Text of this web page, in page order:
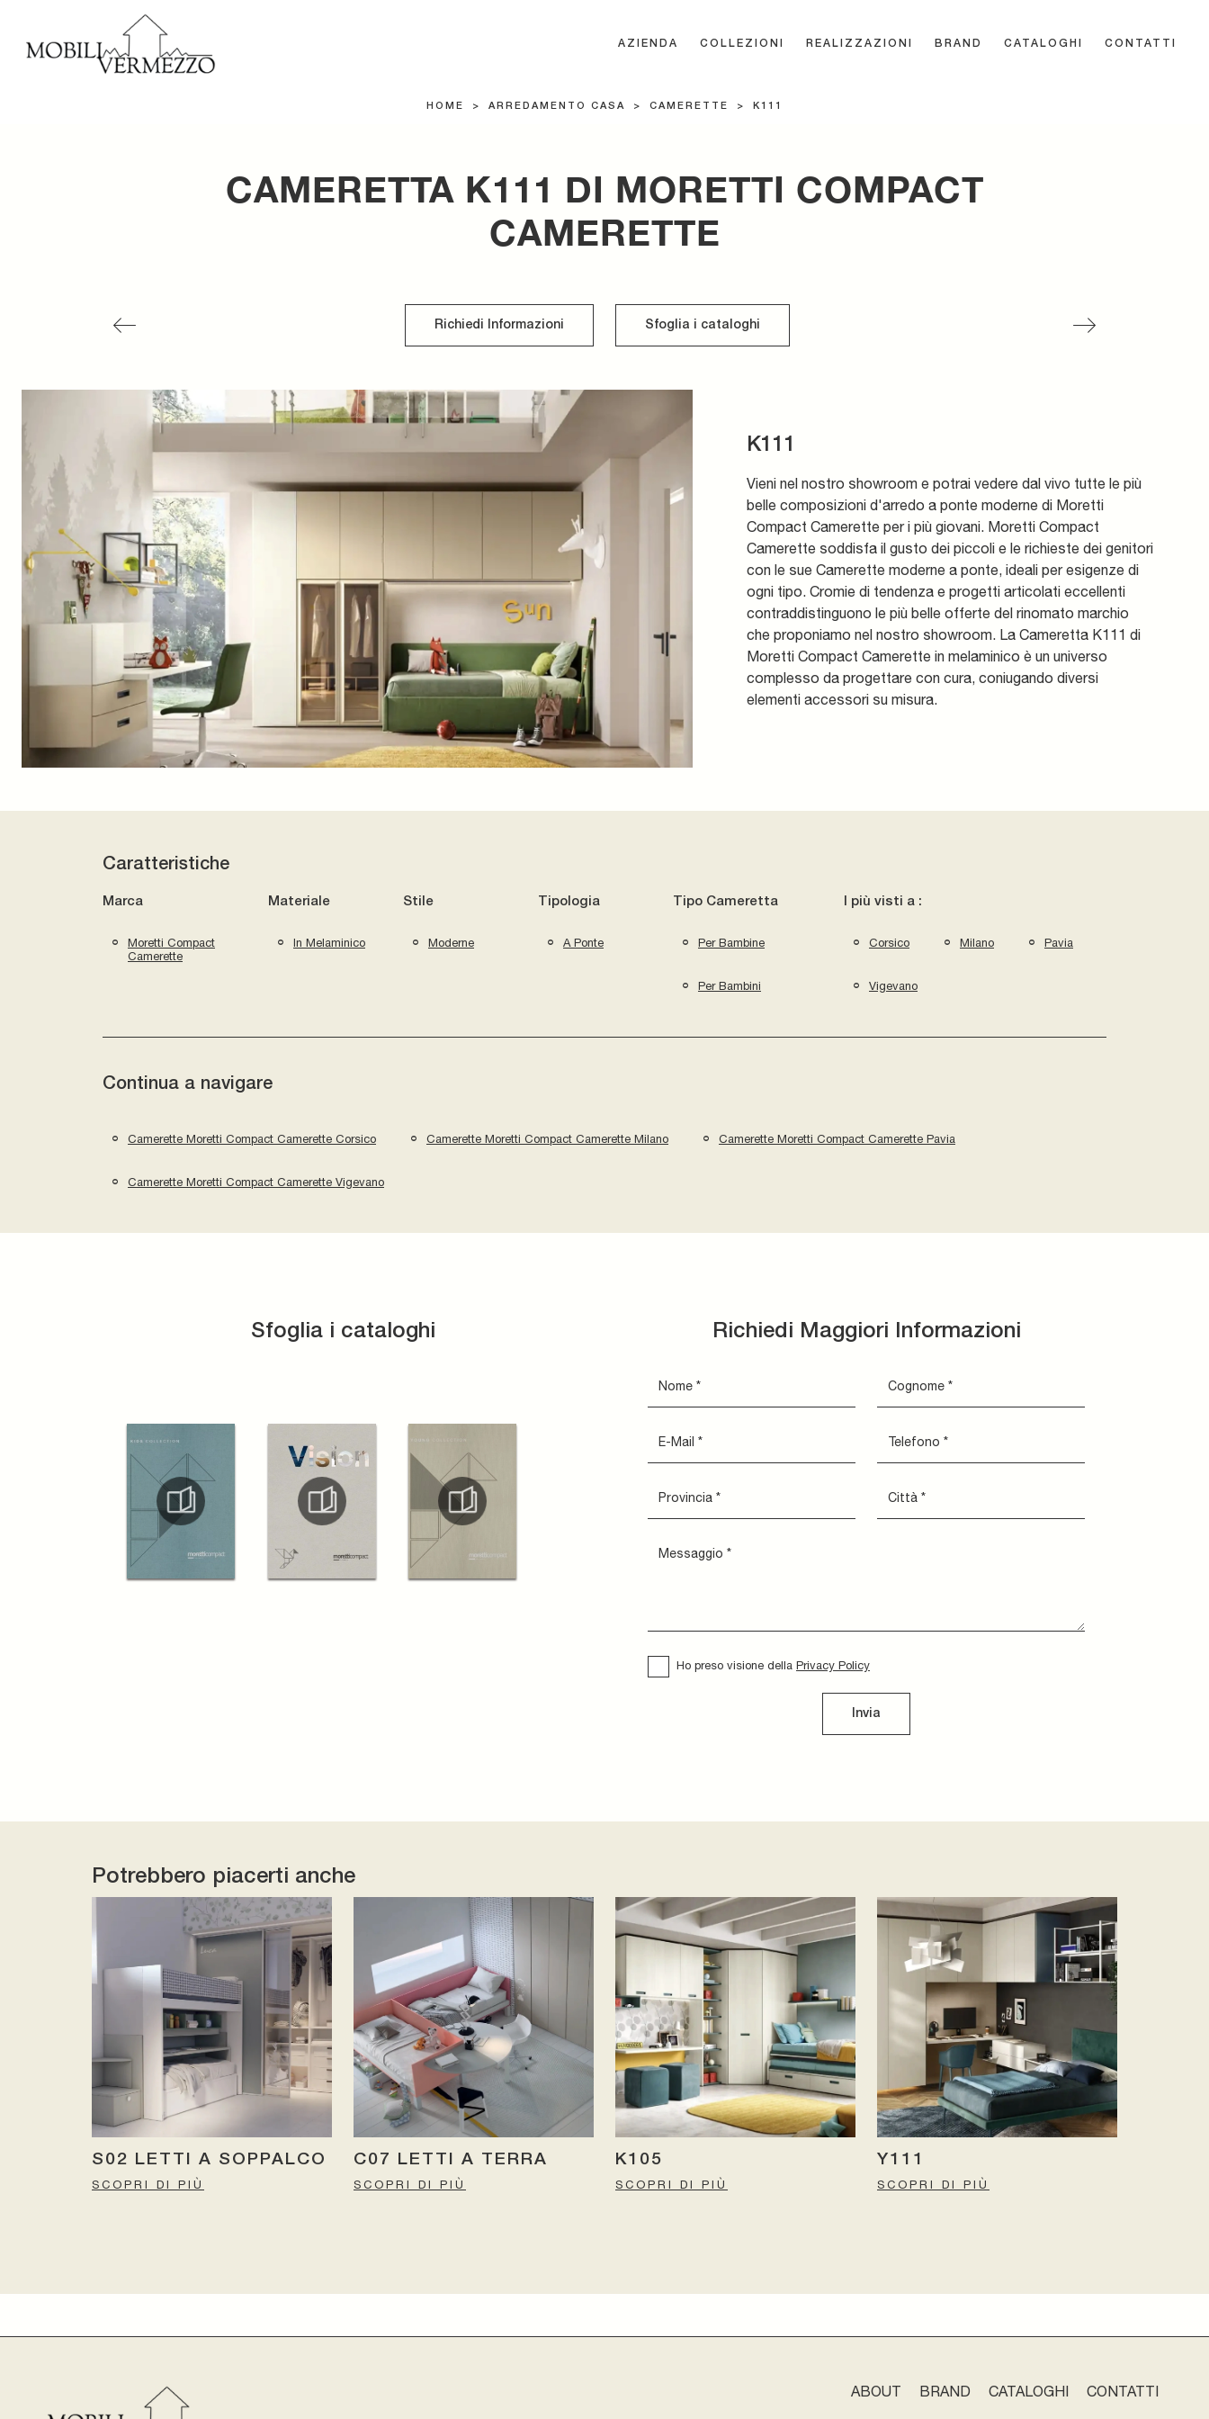
AZIENDA COLLEZIONI REALIZZAZIONI BRAND CATALOGHI CONTATTI
HOME > ARREDAMENTO CASA > CAMERETTE > K111
CAMERETTA K111 DI MORETTI COMPACT
CAMERETTE
Richiedi Informazioni Sfoglia i cataloghi
K111
Vieni nel nostro showroom e potrai vedere dal vivo tutte le più
belle composizioni d'arredo a ponte moderne di Moretti
Compact Camerette per i più giovani. Moretti Compact
Camerette soddisfa il gusto dei piccoli e le richieste dei genitori
con le sue Camerette moderne a ponte, ideali per esigenze di
ogni tipo. Cromie di tendenza e progetti articolati eccellenti
contraddistinguono le più belle offerte del rinomato marchio
che proponiamo nel nostro showroom. La Cameretta K111 di
Moretti Compact Camerette in melaminico è un universo
complesso da progettare con cura, coniugando diversi
elementi accessori su misura.
Caratteristiche
Marca
Moretti Compact
Camerette
Materiale
In Melaminico
Stile
Moderne
Tipologia
A Ponte
Tipo Cameretta
Per Bambine
Per Bambini
I più visti a :
Corsico Milano Pavia
Vigevano
Continua a navigare
Camerette Moretti Compact Camerette Corsico Camerette Moretti Compact Camerette Milano Camerette Moretti Compact Camerette Pavia
Camerette Moretti Compact Camerette Vigevano
Sfoglia i cataloghi Richiedi Maggiori Informazioni
Ho preso visione della Privacy Policy
Invia
Potrebbero piacerti anche
S02 LETTI A SOPPALCO
SCOPRI DI PIÙ
C07 LETTI A TERRA
SCOPRI DI PIÙ
K105
SCOPRI DI PIÙ
Y111
SCOPRI DI PIÙ
ABOUT BRAND CATALOGHI CONTATTI